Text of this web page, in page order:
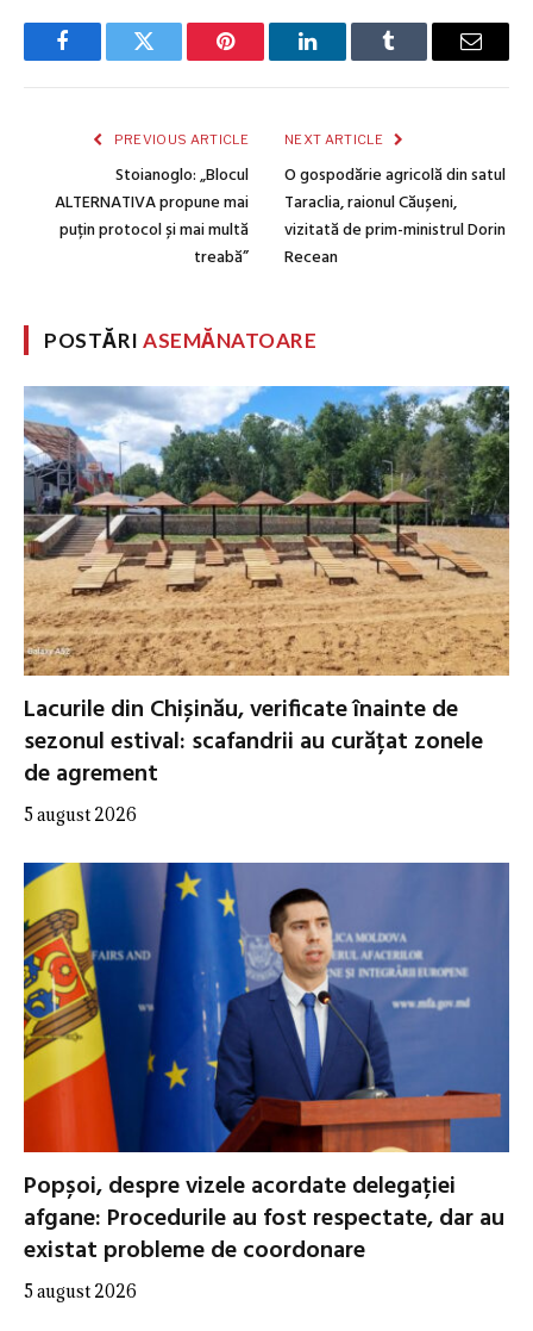
FacebookTwitter Pinterest LinkedInTumblr Email
PREVIOUS ARTICLE
Stoianoglo: „Blocul
ALTERNATIVA propune mai
puțin protocol și mai multă
treabă”
NEXT ARTICLE
O gospodărie agricolă din satul
Taraclia, raionul Căușeni,
vizitată de prim-ministrul Dorin
Recean
POSTĂRIASEMĂNATOARE
Lacurile din Chișinău, verificate înainte de
sezonul estival: scafandrii au curățat zonele
de agrement
5 august 2026
Popșoi, despre vizele acordate delegației
afgane: Procedurile au fost respectate, dar au
existat probleme de coordonare
5 august 2026